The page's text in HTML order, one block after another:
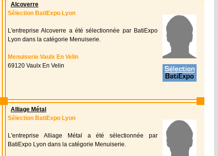
Alcoverre
Sélection BatiExpo Lyon
L'entreprise Alcoverre a été sélectionnée par BatiExpo
Lyon dans la catégorie Menuiserie.
Menuiserie Vaulx En Velin
69120 Vaulx En Velin
Alliage Métal
Sélection BatiExpo Lyon
L'entreprise Alliage Métal a été sélectionnée par
BatiExpo Lyon dans la catégorie Menuiserie.